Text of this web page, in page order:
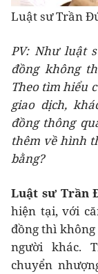
Luật sư Trần
PV: Như luật
đồng không
Theo tìm hiểu
giao dịch,
đồng thông
thêm về hình
bằng?
Luật sư Trần
hiện tại, với
đồng thì
người khác.
chuyển